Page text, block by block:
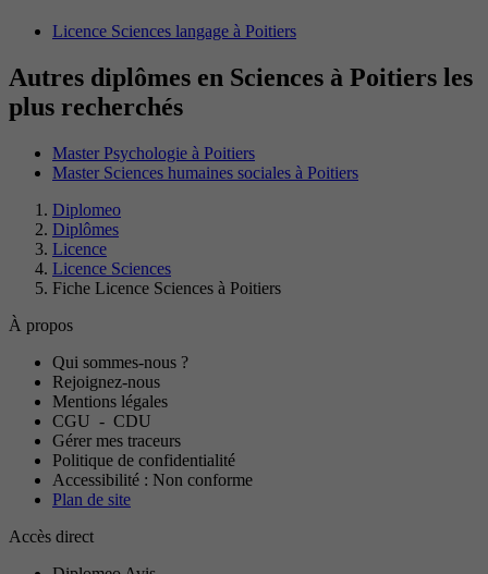
Licence Sciences langage à Poitiers
Autres diplômes en Sciences à Poitiers les
plus recherchés
Master Psychologie à Poitiers
Master Sciences humaines sociales à Poitiers
Diplomeo
Diplômes
Licence
Licence Sciences
Fiche Licence Sciences à Poitiers
À propos
Qui sommes-nous ?
Rejoignez-nous
Mentions légales
CGU - CDU
Gérer mes traceurs
Politique de confidentialité
Accessibilité : Non conforme
Plan de site
Accès direct